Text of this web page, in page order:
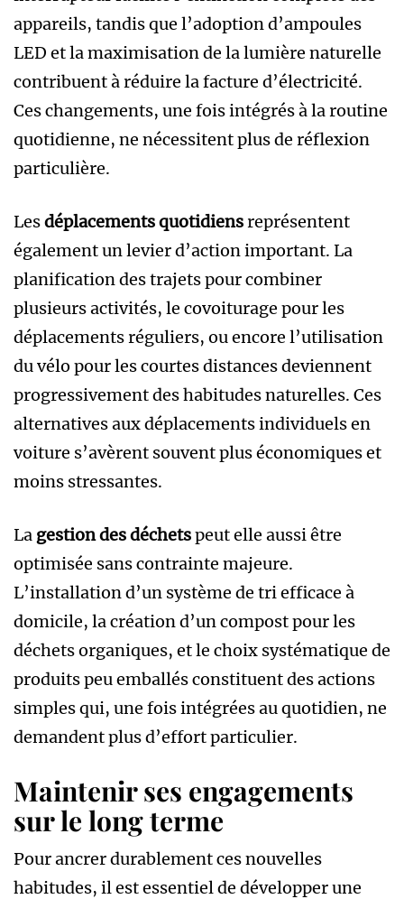
appareils, tandis que l’adoption d’ampoules
LED et la maximisation de la lumière naturelle
contribuent à réduire la facture d’électricité.
Ces changements, une fois intégrés à la routine
quotidienne, ne nécessitent plus de réflexion
particulière.
Lesdéplacements quotidiens représentent
également un levier d’action important. La
planification des trajets pour combiner
plusieurs activités, le covoiturage pour les
déplacements réguliers, ou encore l’utilisation
du vélo pour les courtes distances deviennent
progressivement des habitudes naturelles. Ces
alternatives aux déplacements individuels en
voiture s’avèrent souvent plus économiques et
moins stressantes.
La gestion des déchetspeut elle aussi être
optimisée sans contrainte majeure.
L’installation d’un système de tri efficace à
domicile, la création d’un compost pour les
déchets organiques, et le choix systématique de
produits peu emballés constituent des actions
simples qui, une fois intégrées au quotidien, ne
demandent plus d’effort particulier.
Maintenir ses engagements
sur le long terme
Pour ancrer durablement ces nouvelles
habitudes, il est essentiel de développer une